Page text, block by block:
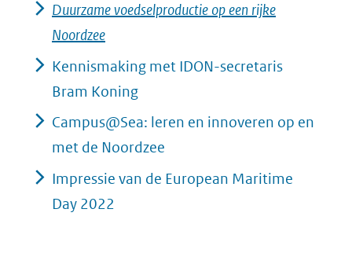
Duurzame voedselproductie op een rijke
Noordzee
Kennismaking met IDON-secretaris
Bram Koning
Campus@Sea: leren en innoveren op en
met de Noordzee
Impressie van de European Maritime
Day 2022